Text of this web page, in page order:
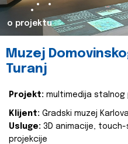
o projektu
Muzej
Turanj
Projekt: multimedija stalnog
Klijent: Gradski muzej
Usluge: 3D animacije,
projekcije